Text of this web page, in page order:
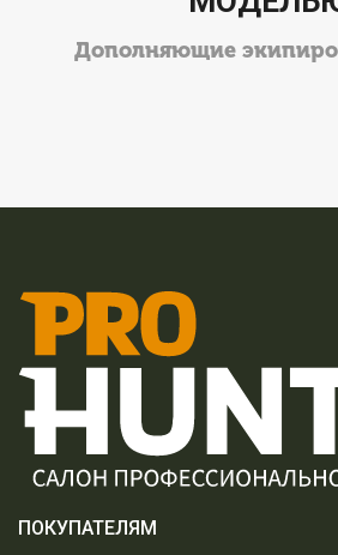
Дополняющие
ПОКУПАТЕЛЯМ